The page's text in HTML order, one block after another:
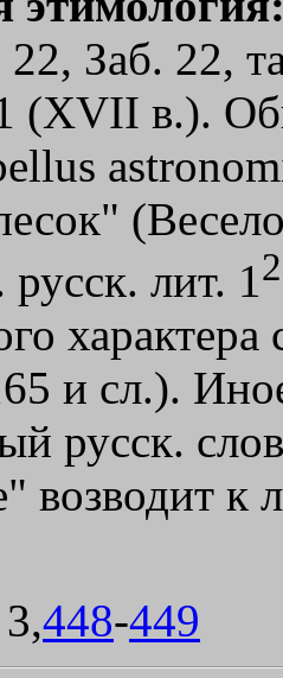
Заб. 22,
(XVII в.).
лит. 12
и сл.).
русск.
возводит к
3,448-449